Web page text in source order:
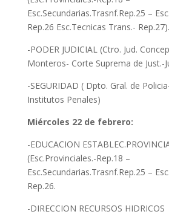
Esc.Secundarias.Trasnf.Rep.25 –
Rep.26 Esc.Tecnicas Trans.- Rep.27).
-PODER JUDICIAL (Ctro. Jud.
Monteros- Corte Suprema de Just.-
-SEGURIDAD ( Dpto. Gral. de
Institutos Penales)
Miércoles 22 de febrero:
-EDUCACION
(Esc.Provinciales.-Rep.18 –
Esc.Secundarias.Trasnf.Rep.25 –
Rep.26.
-DIRECCION RECURSOS HIDRICOS